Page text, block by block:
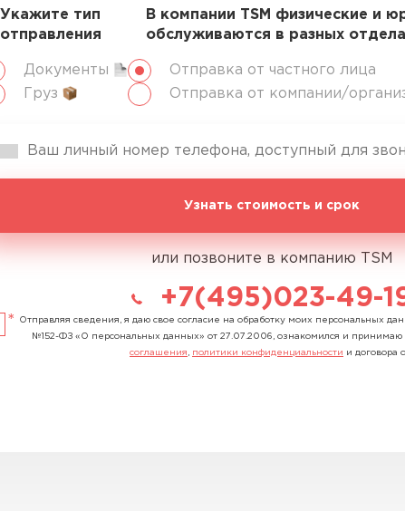
Укажите тип
отправления
Документы
Груз
В компании TSM физические и
обслуживаются в разных
Отправка от частного лица
Отправка от компании/
Узнать стоимость и срок
или позвоните в компанию TSM
+7(495)023-49-
Отправляя сведения, я даю свое согласие на обработку моих персональных
№152-ФЗ «О персональных данных» от 27.07.2006, ознакомился и принимаю
соглашения , политики конфиденциальности и договора